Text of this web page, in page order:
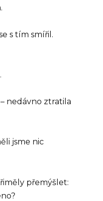
s tím smířil.
nedávno ztratila
jsme nic
přemýšlet: